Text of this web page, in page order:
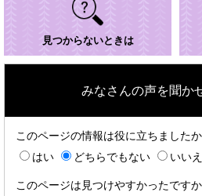
見つからないときは
みなさんの声を聞か
このページの情報は役に立ちましたか
はい
どちらでもない いいえ
このページは見つけやすかったですか